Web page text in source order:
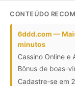
CONTEÚDO
6ddd.com —
minutos
Cassino Online e
Bônus de boas-
Cadastre-se em